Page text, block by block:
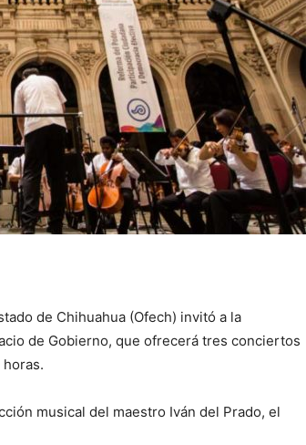
de Chihuahua (Ofech) invitó a la
de Gobierno, que ofrecerá tres conciertos
musical del maestro Iván del Prado, el